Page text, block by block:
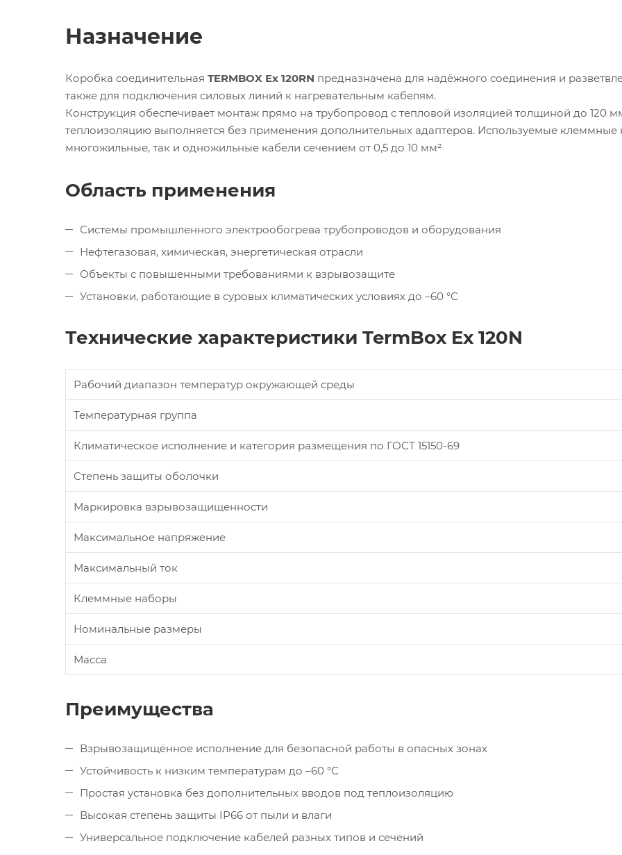
Назначение
Коробка соединительная TERMBOX Ex 120RN предназначена для надёжного соединения и
также для подключения силовых линий к нагревательным кабелям.
Конструкция обеспечивает монтаж прямо на трубопровод с тепловой изоляцией толщиной до 120
теплоизоляцию выполняется без применения дополнительных адаптеров. Используемые
многожильные, так и одножильные кабели сечением от 0,5 до 10 мм²
Область применения
Системы промышленного электрообогрева трубопроводов и оборудования
Нефтегазовая, химическая, энергетическая отрасли
Объекты с повышенными требованиями к взрывозащите
Установки, работающие в суровых климатических условиях до –60 °С
Технические характеристики TermBox Ex 120N
Рабочий диапазон температур окружающей среды
Температурная группа
Климатическое исполнение и категория размещения по ГОСТ 15150-69
Степень защиты оболочки
Маркировка взрывозащищенности
Максимальное напряжение
Максимальный ток
Клеммные наборы
Номинальные размеры
Масса
Преимущества
Взрывозащищённое исполнение для безопасной работы в опасных зонах
Устойчивость к низким температурам до –60 °С
Простая установка без дополнительных вводов под теплоизоляцию
Высокая степень защиты IP66 от пыли и влаги
Универсальное подключение кабелей разных типов и сечений